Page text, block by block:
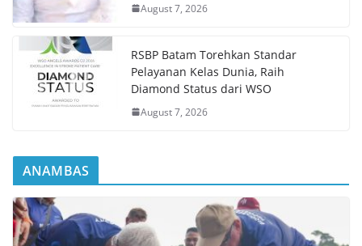
August 7, 2026
RSBP Batam Torehkan Standar
Pelayanan Kelas Dunia, Raih
Diamond Status dari WSO
August 7, 2026
ANAMBAS